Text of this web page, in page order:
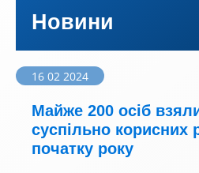
Новини
16 02 2024
Майже 200 осіб
суспільно корисних
початку року